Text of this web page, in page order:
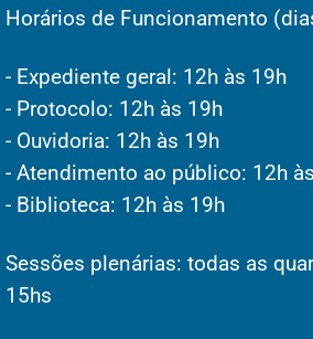
Horários de Funcionamento
- Expediente geral: 12h às 19h
- Protocolo: 12h às 19h
- Ouvidoria: 12h às 19h
- Atendimento ao público: 12h
- Biblioteca: 12h às 19h
Sessões plenárias: todas as
15hs